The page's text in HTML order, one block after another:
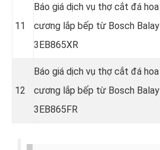
11
Báo giá dịch vụ thợ cắt đá hoa
cương lắp bếp từ Bosch Balay
3EB865XR
12
Báo giá dịch vụ thợ cắt đá hoa
cương lắp bếp từ Bosch Balay
3EB865FR